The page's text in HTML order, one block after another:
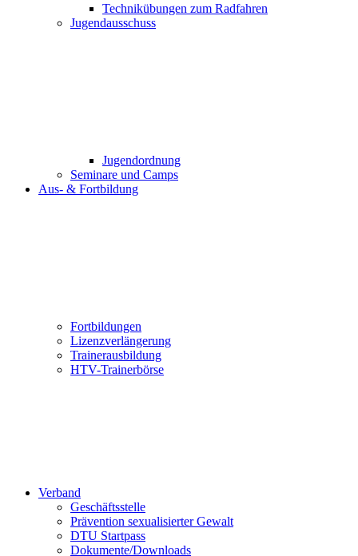
Technikübungen zum Radfahren
Jugendausschuss
Jugendordnung
Seminare und Camps
Aus- & Fortbildung
Fortbildungen
Lizenzverlängerung
Trainerausbildung
HTV-Trainerbörse
Verband
Geschäftsstelle
Prävention sexualisierter Gewalt
DTU Startpass
Dokumente/Downloads